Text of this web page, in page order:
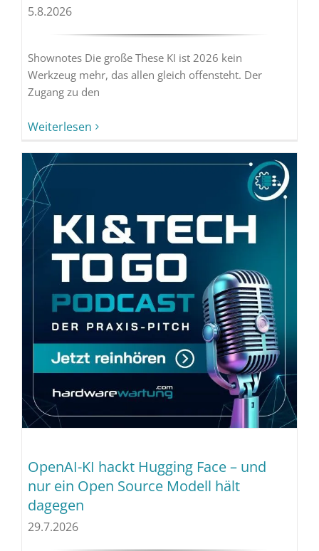
5.8.2026
Shownotes Die große These KI ist 2026 kein
Werkzeug mehr, das allen gleich offensteht. Der
Zugang zu den
Weiterlesen
OpenAI-KI hackt Hugging Face – und
nur ein Open Source Modell hält
dagegen
29.7.2026